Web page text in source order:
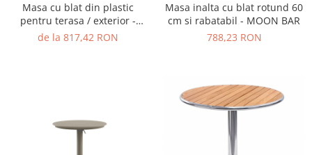
Masa cu blat din plastic
pentru terasa / exterior -
MOON
de la 817,42 RON
Masa inalta cu blat rotund 60
cm si rabatabil - MOON BAR
788,23 RON